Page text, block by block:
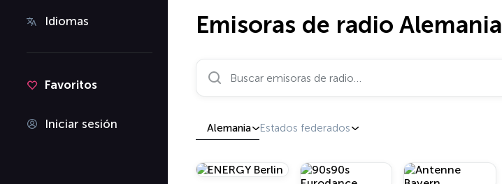
Idiomas
Favoritos
Iniciar sesión
Emisoras de radio Alemania
Buscar emisoras de radio…
Alemania Estados federados